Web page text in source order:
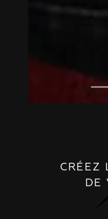
CRÉEZ
DE